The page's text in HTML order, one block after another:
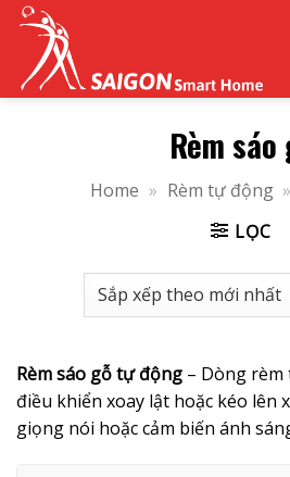
dung
Rèm sáo
Home » Rèm tự động »
LỌC
Rèm sáo gỗ tự động – Dòng rèm
điều khiển xoay lật hoặc kéo lên
giọng nói hoặc cảm biến ánh